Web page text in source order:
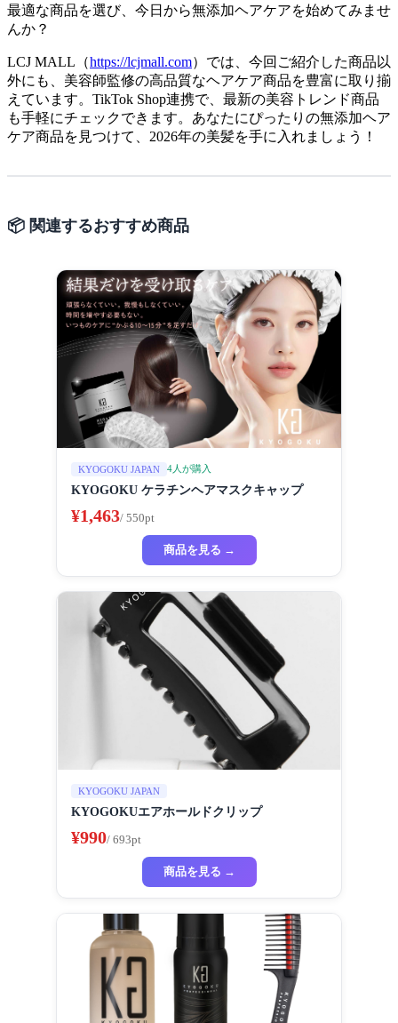
最適な商品を選び、今日から無添加ヘアケアを始めてみませ
んか？
LCJ MALL（https://lcjmall.com）では、今回ご紹介した商品以
外にも、美容師監修の高品質なヘアケア商品を豊富に取り揃
えています。TikTok Shop連携で、最新の美容トレンド商品
も手軽にチェックできます。あなたにぴったりの無添加ヘア
ケア商品を見つけて、2026年の美髪を手に入れましょう！
📦 関連するおすすめ商品
KYOGOKU JAPAN 4人が購入
KYOGOKU ケラチンヘアマスクキャップ
¥1,463/ 550pt
商品を見る →
KYOGOKU JAPAN
KYOGOKUエアホールドクリップ
¥990/ 693pt
商品を見る →